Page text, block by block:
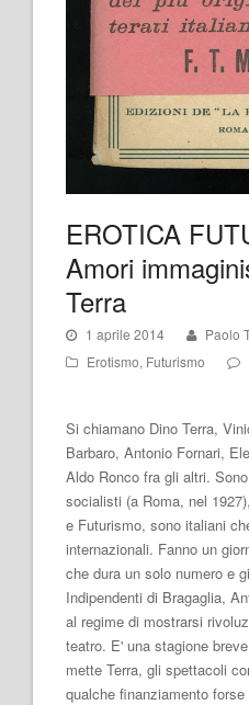
EROTICA
Amori
Terra
1 aprile 2014
Paolo
Erotismo, Futurismo
Si chiamano Dino Terra,
Barbaro, Antonio Fornari,
Aldo Ronco fra gli altri.
socialisti (a Roma, nel
e Futurismo, sono italiani
internazionali. Fanno un
che dura un solo numero e
Indipendenti di Bragaglia,
al regime di mostrarsi
teatro. E' una stagione
mette Terra, gli spettacoli
qualche finanziamento